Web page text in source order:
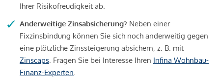
Ihrer Risikofreudigkeit ab.
Anderweitige Zinsabsicherung? Neben einer
Fixzinsbindung können Sie sich noch anderweitig gegen
eine plötzliche Zinssteigerung absichern, z. B. mit
Zinscaps. Fragen Sie bei Interesse Ihren Infina Wohnbau-
Finanz-Experten.